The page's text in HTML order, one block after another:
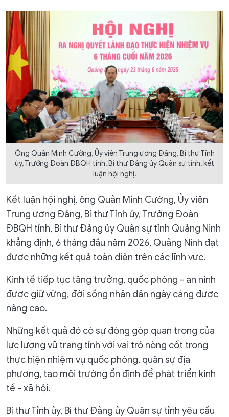
Ông Quản Minh Cường, Ủy viên Trung ương Đảng, Bí thư Tỉnh
ủy, Trưởng Đoàn ĐBQH tỉnh, Bí thư Đảng ủy Quân sự tỉnh, kết
luận hội nghị.
Kết luận hội nghị, ông Quản Minh Cường, Ủy viên
Trung ương Đảng, Bí thư Tỉnh ủy, Trưởng Đoàn
ĐBQH tỉnh, Bí thư Đảng ủy Quân sự tỉnh Quảng Ninh
khẳng định, 6 tháng đầu năm 2026, Quảng Ninh đạt
được những kết quả toàn diện trên các lĩnh vực.
Kinh tế tiếp tục tăng trưởng, quốc phòng - an ninh
được giữ vững, đời sống nhân dân ngày càng được
nâng cao.
Những kết quả đó có sự đóng góp quan trọng của
lực lượng vũ trang tỉnh với vai trò nòng cốt trong
thực hiện nhiệm vụ quốc phòng, quân sự địa
phương, tạo môi trường ổn định để phát triển kinh
tế - xã hội.
Bí thư Tỉnh ủy, Bí thư Đảng ủy Quân sự tỉnh yêu cầu